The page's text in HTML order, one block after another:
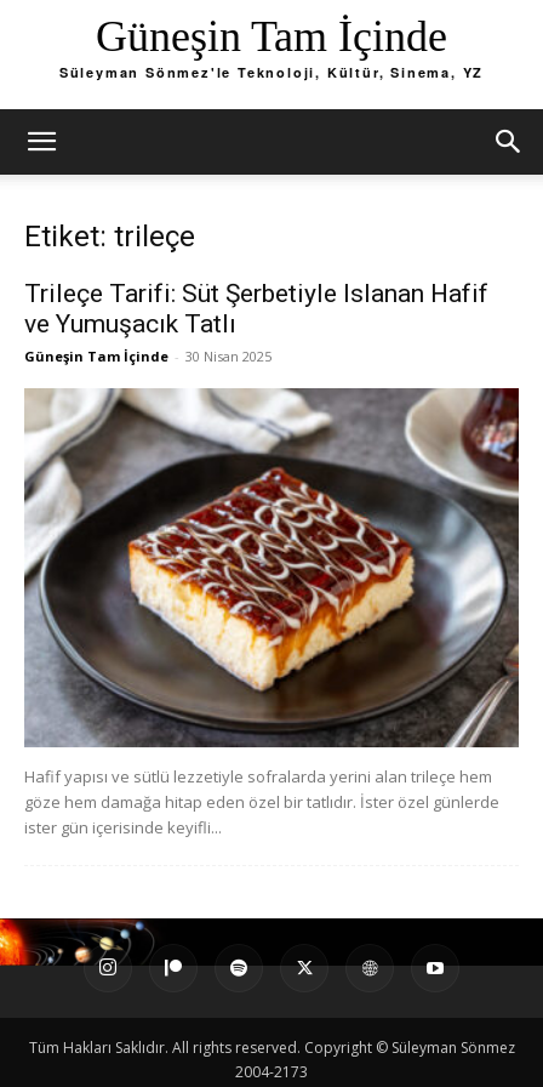
Güneşin Tam İçinde
Süleyman Sönmez'le Teknoloji, Kültür, Sinema, YZ
Etiket: trileçe
Trileçe Tarifi: Süt Şerbetiyle Islanan Hafif
ve Yumuşacık Tatlı
Güneşin Tam İçinde - 30 Nisan 2025
Hafif yapısı ve sütlü lezzetiyle sofralarda yerini alan trileçe hem
göze hem damağa hitap eden özel bir tatlıdır. İster özel günlerde
ister gün içerisinde keyifli...
Tüm Hakları Saklıdır. All rights reserved. Copyright © Süleyman Sönmez
2004-2173